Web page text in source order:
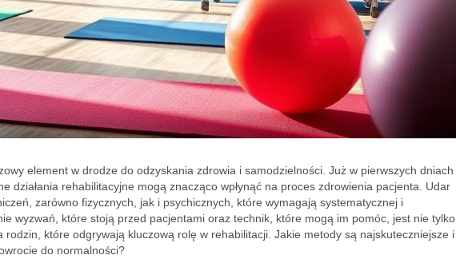
element w drodze do odzyskania zdrowia i samodzielności. Już w pierwszych dniach
działania rehabilitacyjne mogą znacząco wpłynąć na proces zdrowienia pacjenta. Udar
zarówno fizycznych, jak i psychicznych, które wymagają systematycznej i
wyzwań, które stoją przed pacjentami oraz technik, które mogą im pomóc, jest nie tylko
rodzin, które odgrywają kluczową rolę w rehabilitacji. Jakie metody są najskuteczniejsze i
do normalności?